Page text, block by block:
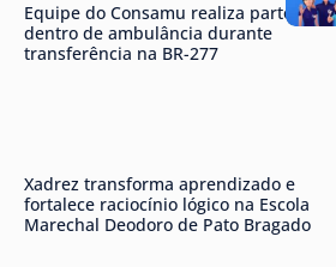
Equipe do Consamu realiza parto
dentro de ambulância durante
transferência na BR-277
Xadrez transforma aprendizado e
fortalece raciocínio lógico na Escola
Marechal Deodoro de Pato Bragado